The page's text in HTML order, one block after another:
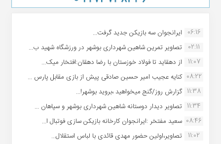
06:16 ایرانجوان سه بازیکن جدید گرفت...
02:11
تصاویر تمرین شاهین شهردارى بوشهر در ورزشگاه شهید ب...
11:07
از دهقاید تا فولاد خوزستان با رضا دهقان:افتخار میک...
08:22 کنایه عجیب امیر حسین صادقی پیش از بازی مقابل پارس ...
11:38 گزارش روز/گنج میخواهید ،بروید بوشهر!...
11:34 تصاویر دیدار دوستانه شاهین شهردارى بوشهر و سپاهان ...
08:46 سعید مفتخر :ایرانجوان کارخانه بازیکن سازی فوتبال ا...
11:02
تصاویر،اولین حضور مهدی قائدی با لباس استقلال...